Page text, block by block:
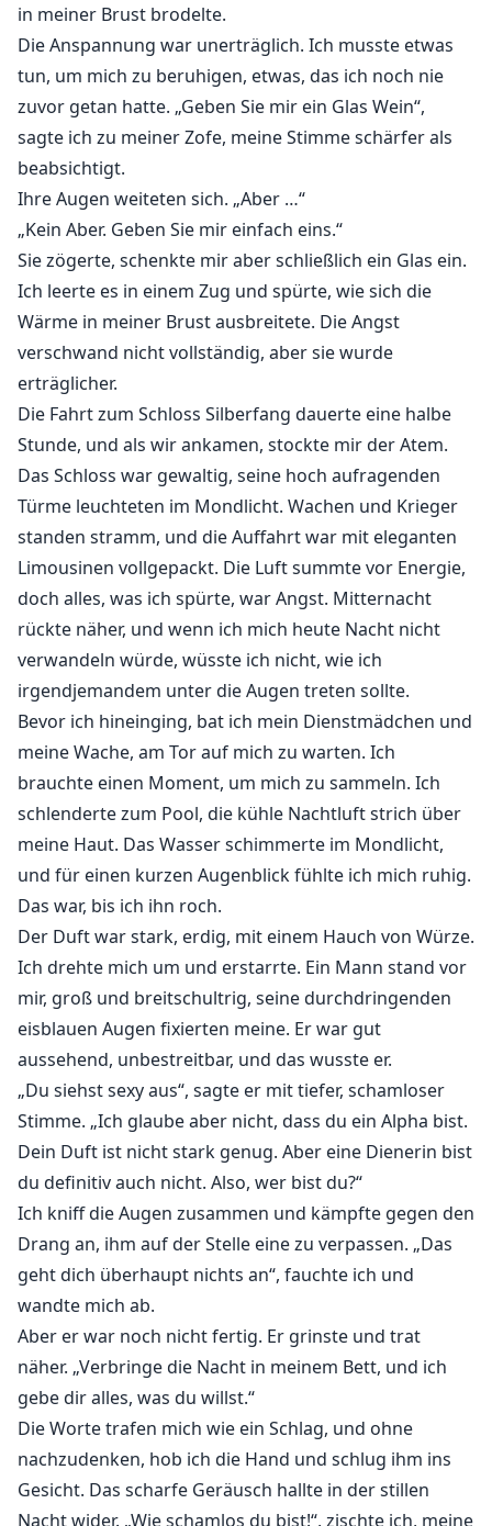
in meiner Brust brodelte.
Die Anspannung war unerträglich. Ich musste etwas
tun, um mich zu beruhigen, etwas, das ich noch nie
zuvor getan hatte. „Geben Sie mir ein Glas Wein“,
sagte ich zu meiner Zofe, meine Stimme schärfer als
beabsichtigt.
Ihre Augen weiteten sich. „Aber …“
„Kein Aber. Geben Sie mir einfach eins.“
Sie zögerte, schenkte mir aber schließlich ein Glas ein.
Ich leerte es in einem Zug und spürte, wie sich die
Wärme in meiner Brust ausbreitete. Die Angst
verschwand nicht vollständig, aber sie wurde
erträglicher.
Die Fahrt zum Schloss Silberfang dauerte eine halbe
Stunde, und als wir ankamen, stockte mir der Atem.
Das Schloss war gewaltig, seine hoch aufragenden
Türme leuchteten im Mondlicht. Wachen und Krieger
standen stramm, und die Auffahrt war mit eleganten
Limousinen vollgepackt. Die Luft summte vor Energie,
doch alles, was ich spürte, war Angst. Mitternacht
rückte näher, und wenn ich mich heute Nacht nicht
verwandeln würde, wüsste ich nicht, wie ich
irgendjemandem unter die Augen treten sollte.
Bevor ich hineinging, bat ich mein Dienstmädchen und
meine Wache, am Tor auf mich zu warten. Ich
brauchte einen Moment, um mich zu sammeln. Ich
schlenderte zum Pool, die kühle Nachtluft strich über
meine Haut. Das Wasser schimmerte im Mondlicht,
und für einen kurzen Augenblick fühlte ich mich ruhig.
Das war, bis ich ihn roch.
Der Duft war stark, erdig, mit einem Hauch von Würze.
Ich drehte mich um und erstarrte. Ein Mann stand vor
mir, groß und breitschultrig, seine durchdringenden
eisblauen Augen fixierten meine. Er war gut
aussehend, unbestreitbar, und das wusste er.
„Du siehst sexy aus“, sagte er mit tiefer, schamloser
Stimme. „Ich glaube aber nicht, dass du ein Alpha bist.
Dein Duft ist nicht stark genug. Aber eine Dienerin bist
du definitiv auch nicht. Also, wer bist du?“
Ich kniff die Augen zusammen und kämpfte gegen den
Drang an, ihm auf der Stelle eine zu verpassen. „Das
geht dich überhaupt nichts an“, fauchte ich und
wandte mich ab.
Aber er war noch nicht fertig. Er grinste und trat
näher. „Verbringe die Nacht in meinem Bett, und ich
gebe dir alles, was du willst.“
Die Worte trafen mich wie ein Schlag, und ohne
nachzudenken, hob ich die Hand und schlug ihm ins
Gesicht. Das scharfe Geräusch hallte in der stillen
Nacht wider. „Wie schamlos du bist!“, zischte ich, meine